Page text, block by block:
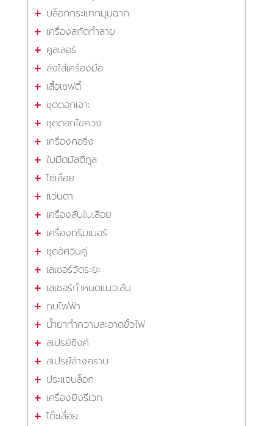
บล็อกกระแทกมุมฉาก
เครื่องสกัดทำลาย
คูลเลอร์
ลังใส่เครื่องมือ
เสื้อเซฟตี้
ชุดดอกเจาะ
ชุดดอกไขควง
เครื่องคอริ่ง
ใบมีดมัลติทูล
โซ่เลื่อย
แว่นตา
เครื่องลับใบเลื่อย
เครื่องทริมเมอร์
ชุดอัศวินคู่
เลเซอร์วัดระยะ
เลเซอร์กำหนดแนวเส้น
กบไฟฟ้า
น้ำยาทำความสะอาดขั้วไฟ
สเปรย์ซิงค์
สเปรย์ล้างคราบ
ประแจบล็อก
เครื่องยิงรีเวท
โต๊ะเลื่อย